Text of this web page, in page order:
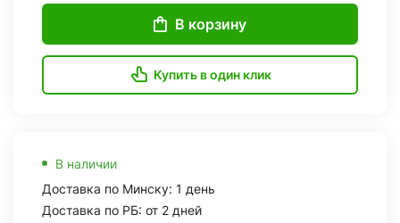
В корзину
Купить в один клик
В наличии
Доставка по Минску: 1 день
Доставка по РБ: от 2 дней